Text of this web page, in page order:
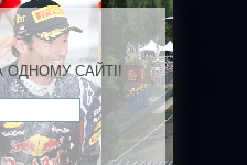
ОДНОМУ САЙТІ!